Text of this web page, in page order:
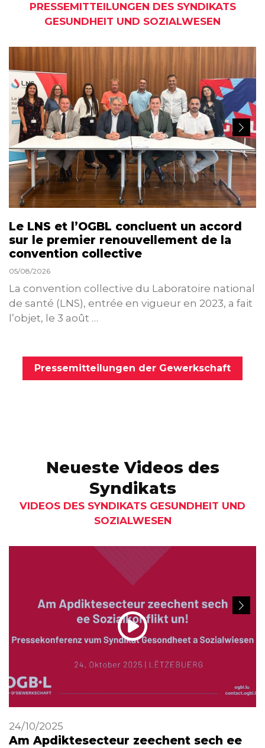
PRESSEMITTEILUNGEN DES SYNDIKATS
GESUNDHEIT UND SOZIALWESEN
Le LNS et l’OGBL concluent un accord
sur le premier renouvellement de la
convention collective
05/08/2026
La convention collective du Laboratoire national
de santé (LNS), entrée en vigueur en 2023, a fait
l’objet, le 3 août …
Pressemitteilungen der Gewerkschaft
Neueste Videos des
Syndikats
VIDEOS DES SYNDIKATS GESUNDHEIT UND
SOZIALWESEN
24/10/2025
Am Apdiktesecteur zeechent sech ee